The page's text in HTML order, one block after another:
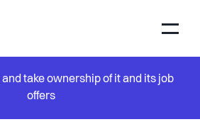
and take ownership of it and its job
offers